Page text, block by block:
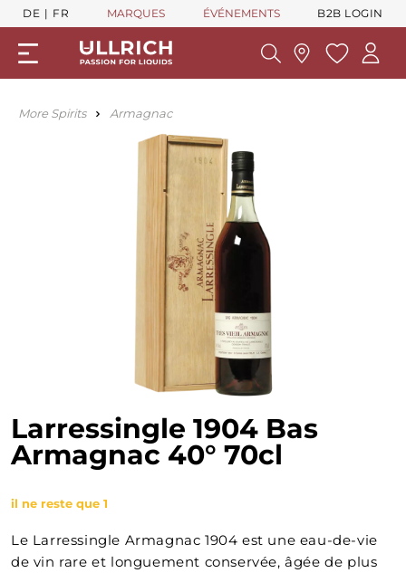
DE FR MARQUES ÉVÉNEMENTS B2B LOGIN
More Spirits Armagnac
Larressingle 1904 Bas
Armagnac 40° 70cl
il ne reste que 1
Le Larressingle Armagnac 1904 est une eau-de-vie
de vin rare et longuement conservée, âgée de plus